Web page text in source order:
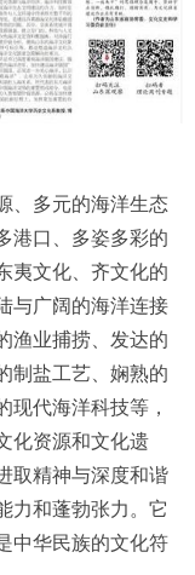
、多元的海洋生态
港口、多姿多彩的
夷文化、齐文化的
与广阔的海洋连接
渔业捕捞、发达的
制盐工艺、娴熟的
现代海洋科技等，
化资源和文化遗
取精神与深度和谐
力和蓬勃张力。它
中华民族的文化符